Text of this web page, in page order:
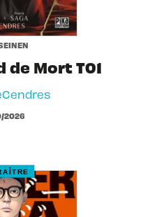
de Mort T01
2026